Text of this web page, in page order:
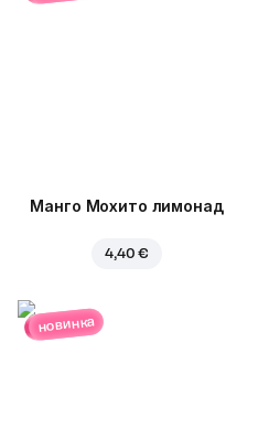
Манго Мохито лимонад
4,40 €
новинка